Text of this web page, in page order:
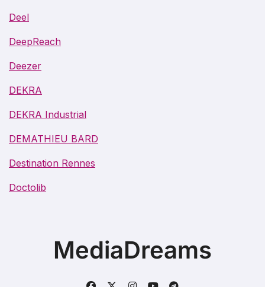
Deel
DeepReach
Deezer
DEKRA
DEKRA Industrial
DEMATHIEU BARD
Destination Rennes
Doctolib
MediaDreams